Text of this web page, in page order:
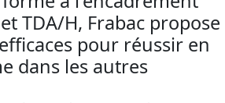
TDA/H, Frabac propose
pour réussir en
dans les autres